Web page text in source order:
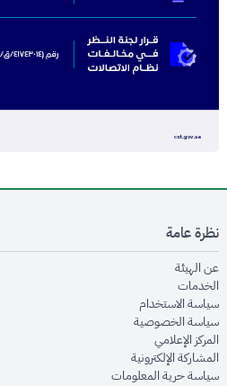
نظرة عامة
عن الهيئةopens in new window
الخدماتopens in new window
سياسة الاستخدام
سياسة الخصوصيةopens in new window
المركز الإعلاميopens in new window
المشاركة الإلكترونيةopens in new window
سياسة حرية المعلوماتin new window